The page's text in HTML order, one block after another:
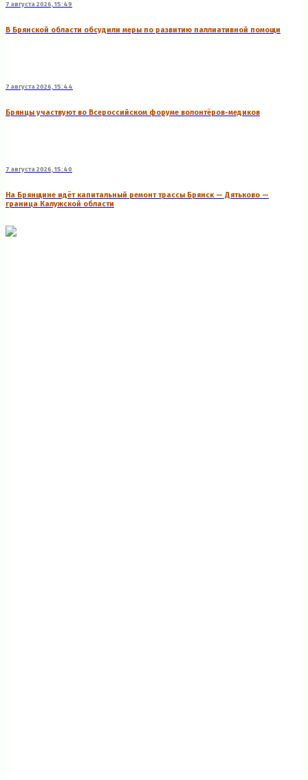
7 августа 2026, 15:49
В Брянской области обсудили меры по развитию паллиативной помощи
7 августа 2026, 15:44
Брянцы участвуют во Всероссийском форуме волонтёров-медиков
7 августа 2026, 15:40
На Брянщине идёт капитальный ремонт трассы Брянск — Дятьково —
граница Калужской области